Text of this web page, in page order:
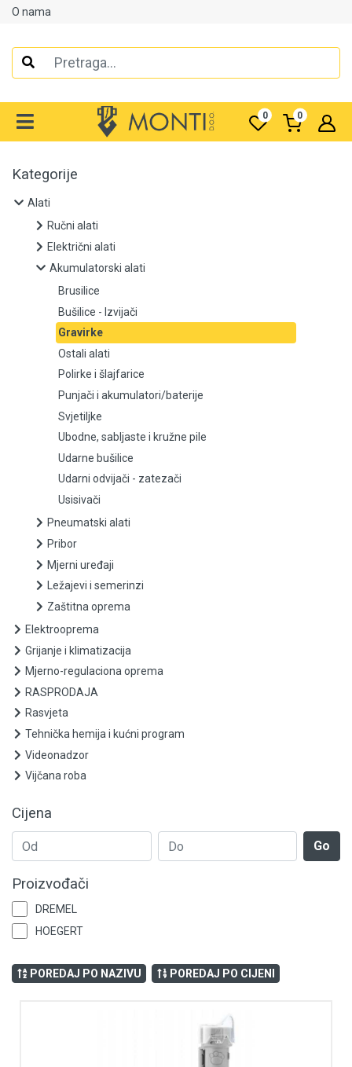
O nama
0 0
Alati
Električni alati
Bušilice - Izvijači
Gravirke
Ostali alati
Polirke i šlajfarice
Punjači i akumulatori/baterije
Svjetiljke
Ubodne, sabljaste i kružne pile
Udarni odvijači - zatezači
Usisivači
Pneumatski alati
Pribor
Mjerni uređaji
Ležajevi i semerinzi
Zaštitna oprema
Elektrooprema
Grijanje i klimatizacija
Mjerno-regulaciona oprema
RASPRODAJA
Rasvjeta
Kategorije
Alati
Ručni alati
Električni alati
Akumulatorski alati
Brusilice
Bušilice - Izvijači
Gravirke
Ostali alati
Polirke i šlajfarice
Punjači i akumulatori/baterije
Svjetiljke
Ubodne, sabljaste i kružne pile
Udarne bušilice
Udarni odvijači - zatezači
Usisivači
Pneumatski alati
Pribor
Mjerni uređaji
Ležajevi i semerinzi
Zaštitna oprema
Elektrooprema
Grijanje i klimatizacija
Mjerno-regulaciona oprema
RASPRODAJA
Rasvjeta
Tehnička hemija i kućni program
Videonadzor
Vijčana roba
Cijena
Go
Proizvođači
DREMEL
HOEGERT
POREDAJ PO NAZIVU POREDAJ PO CIJENI